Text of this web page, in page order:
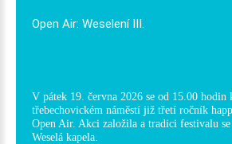
Open Air: Weselení III.
V pátek 19. června 2026 se od 15.00 hodin
třebechovickém náměstí již třetí ročník
Open Air. Akci založila a tradici festivalu se
Weselá kapela.